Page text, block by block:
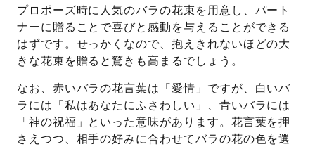
プロポーズ時に人気のバラの花束を用意し、パート
ナーに贈ることで喜びと感動を与えることができる
はずです。せっかくなので、抱えきれないほどの大
きな花束を贈ると驚きも高まるでしょう。
なお、赤いバラの花言葉は「愛情」ですが、白いバ
ラには「私はあなたにふさわしい」、青いバラには
「神の祝福」といった意味があります。花言葉を押
さえつつ、相手の好みに合わせてバラの花の色を選